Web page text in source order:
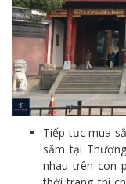
Tiếp tục mua
sắm tại
nhau trên con